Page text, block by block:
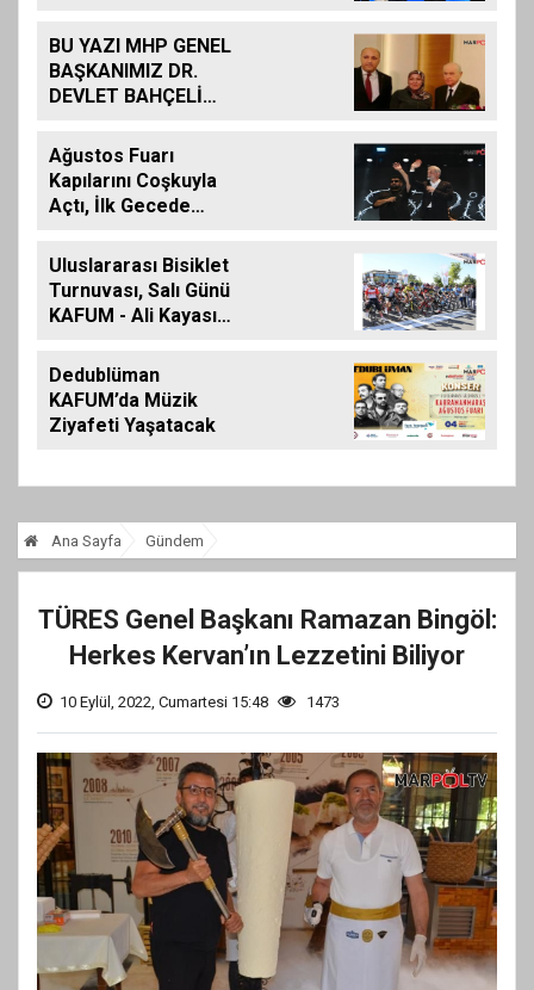
Açıldı
BU YAZI MHP GENEL
BAŞKANIMIZ DR.
DEVLET BAHÇELİ
ALINMIŞ BİLDİRİDİR..
Ağustos Fuarı
Kapılarını Coşkuyla
Açtı, İlk Gecede
Uluslararası Bisiklet
Turnuvası, Salı Günü
KAFUM - Ali Kayası
Dedublüman
KAFUM’da Müzik
Ziyafeti Yaşatacak
Ana Sayfa Gündem
TÜRES Genel Başkanı Ramazan Bingöl:
Herkes Kervan’ın Lezzetini Biliyor
10 Eylül, 2022, Cumartesi 15:48 1473